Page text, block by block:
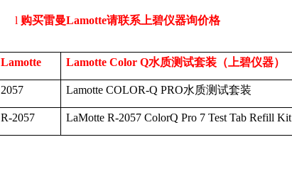
l 购买雷曼Lamotte请联系上碧仪器询价格
Lamotte Lamotte Color Q水质测试套装（上碧仪器）
2057 Lamotte COLOR-Q PRO水质测试套装
R-2057 LaMotte R-2057 ColorQ Pro 7 Test Tab Refill Kit